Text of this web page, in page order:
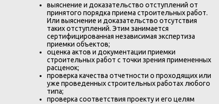
выяснение и доказательство отступлений от
принятого порядка приема строительных работ.
Или выяснение и доказательство отсутствия
таких отступлений. Этим занимается
сертифицированная независимая экспертиза
приемки объектов;
оценка актов и документации приемки
строительных работ с точки зрения примененных
расценок;
проверка качества отчетности о проходящих или
уже проведенных строительных работах любого
типа;
проверка соответствия проекту и его целям